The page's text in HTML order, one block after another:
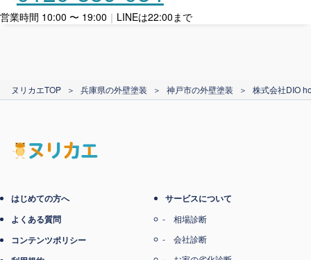
カード支払い
営業時間 10:00 〜 19:00 ｜ LINEは22:00まで
ヌリカエTOP ＞ 兵庫県の外壁塗装 ＞ 神戸市の外壁塗装 ＞ 株式会社DIO
はじめての方へ
よくある質問
コンテンツポリシー
サービスについて
相場診断
会社診断